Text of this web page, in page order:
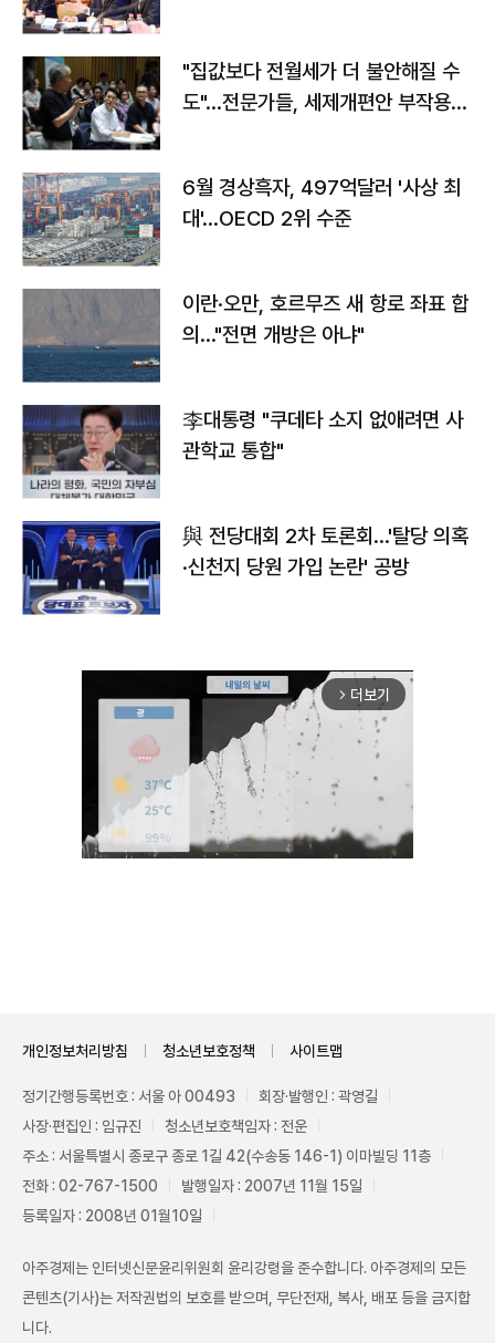
"집값보다 전월세가 더 불안해질 수
도"…전문가들, 세제개편안 부작용
6월 경상흑자, 497억달러 '사상 최
대'…OECD 2위 수준
이란·오만, 호르무즈 새 항로 좌표 합
의…"전면 개방은 아냐"
李대통령 "쿠데타 소지 없애려면 사
관학교 통합"
與 전당대회 2차 토론회…'탈당 의혹
·신천지 당원 가입 논란' 공방
arrow_forward_ios 더보기
개인정보처리방침 청소년보호정책 사이트맵
정기간행등록번호 : 서울 아 00493
회장·발행인 : 곽영길
사장·편집인 : 임규진
청소년보호책임자 : 전운
주소 : 서울특별시 종로구 종로 1길 42(수송동 146-1) 이마빌딩 11층
전화 : 02-767-1500
발행일자 : 2007년 11월 15일
등록일자 : 2008년 01월10일
아주경제는 인터넷신문윤리위원회 윤리강령을 준수합니다. 아주경제의 모든
콘텐츠(기사)는 저작권법의 보호를 받으며, 무단전재, 복사, 배포 등을 금지합
니다.